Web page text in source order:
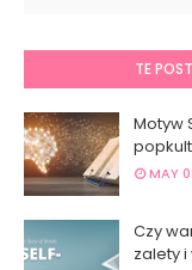
TE
Motyw
MAY
Czy
zalety